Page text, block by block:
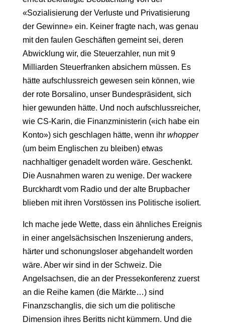
«Sozialisierung der Verluste und Privatisierung
der Gewinne» ein. Keiner fragte nach, was genau
mit den faulen Geschäften gemeint sei, deren
Abwicklung wir, die Steuerzahler, nun mit 9
Milliarden Steuerfranken absichern müssen. Es
hätte aufschlussreich gewesen sein können, wie
der rote Borsalino, unser Bundespräsident, sich
hier gewunden hätte. Und noch aufschlussreicher,
wie CS-Karin, die Finanzministerin («ich habe ein
Konto») sich geschlagen hätte, wenn ihr whopper
(um beim Englischen zu bleiben) etwas
nachhaltiger genadelt worden wäre. Geschenkt.
Die Ausnahmen waren zu wenige. Der wackere
Burckhardt vom Radio und der alte Brupbacher
blieben mit ihren Vorstössen ins Politische isoliert.
Ich mache jede Wette, dass ein ähnliches Ereignis
in einer angelsächsischen Inszenierung anders,
härter und schonungsloser abgehandelt worden
wäre. Aber wir sind in der Schweiz. Die
Angelsachsen, die an der Pressekonferenz zuerst
an die Reihe kamen (die Märkte…) sind
Finanzschanglis, die sich um die politische
Dimension ihres Beritts nicht kümmern. Und die